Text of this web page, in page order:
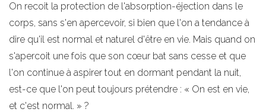
On recoit la protection de l'absorption-éjection dans le
corps, sans s'en apercevoir, si bien que l'on a tendance à
dire qu'il est normal et naturel d'être en vie. Mais quand on
s'apercoit une fois que son cœur bat sans cesse et que
l'on continue à aspirer tout en dormant pendant la nuit,
est-ce que l'on peut toujours prétendre : « On est en vie,
et c'est normal. » ?